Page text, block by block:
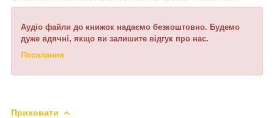
Аудіо файли до книжок надаємо безкоштовно. Будемо
дуже вдячні, якщо ви залишите відгук про нас.
Посилання
Приховати